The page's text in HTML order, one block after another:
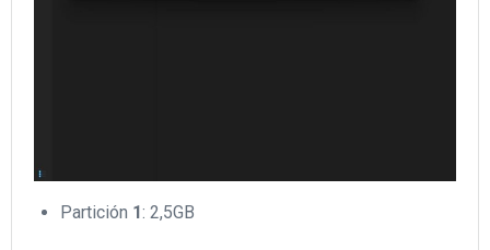
Partición 1: 2,5GB